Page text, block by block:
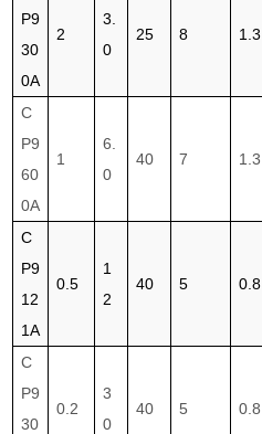
P9
30
0A
2
3.
0
25 8 1.3
C
P9
60
0A
1
6.
0
40 7 1.3
C
P9
12
1A
0.5
1
2
40 5 0.8
C
P9
30
0.2
3
0
40 5 0.8